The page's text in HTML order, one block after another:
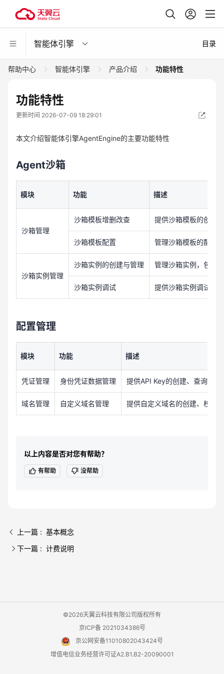
智能体引擎 目录
帮助中心 智能体引擎 产品介绍 功能特性
功能特性
更新时间 2026-07-09 18:29:01
本文介绍智能体引擎AgentEngine的主要功能特性
Agent沙箱
模块 功能 描述
沙箱管理
沙箱模板增删改查 提供沙箱模板的创建
沙箱模板配置 管理沙箱模板的配置
沙箱实例管理
沙箱实例的创建与管理 管理沙箱实例，包括
沙箱实例调试 提供沙箱实例调试运
配置管理
模块 功能 描述
凭证管理 身份凭证数据管理 提供API Key的创建、查询、
域名管理 自定义域名管理 提供自定义域名的创建、校验
以上内容是否对您有帮助？
有帮助 没帮助
上一篇 : 基本概念
下一篇 : 计费说明
©2026天翼云科技有限公司版权所有
京ICP备 2021034386号
京公网安备11010802043424号
增值电信业务经营许可证A2.B1.B2-20090001